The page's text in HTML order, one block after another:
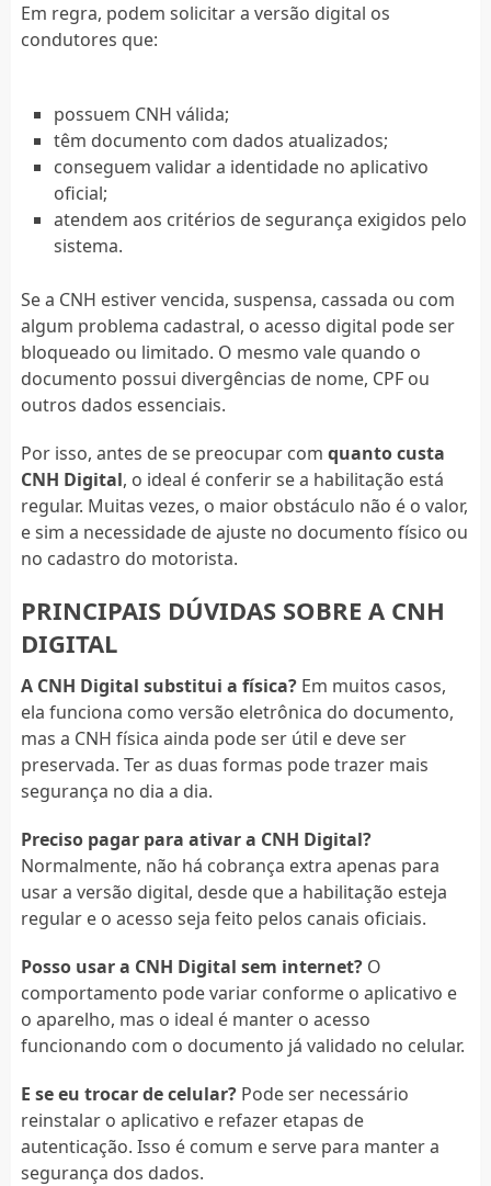
Em regra, podem solicitar a versão digital os
condutores que:
possuem CNH válida;
têm documento com dados atualizados;
conseguem validar a identidade no aplicativo
oficial;
atendem aos critérios de segurança exigidos pelo
sistema.
Se a CNH estiver vencida, suspensa, cassada ou com
algum problema cadastral, o acesso digital pode ser
bloqueado ou limitado. O mesmo vale quando o
documento possui divergências de nome, CPF ou
outros dados essenciais.
Por isso, antes de se preocupar com quanto custa
CNH Digital, o ideal é conferir se a habilitação está
regular. Muitas vezes, o maior obstáculo não é o valor,
e sim a necessidade de ajuste no documento físico ou
no cadastro do motorista.
PRINCIPAIS DÚVIDAS SOBRE A CNH
DIGITAL
A CNH Digital substitui a física?Em muitos casos,
ela funciona como versão eletrônica do documento,
mas a CNH física ainda pode ser útil e deve ser
preservada. Ter as duas formas pode trazer mais
segurança no dia a dia.
Preciso pagar para ativar a CNH Digital?
Normalmente, não há cobrança extra apenas para
usar a versão digital, desde que a habilitação esteja
regular e o acesso seja feito pelos canais oficiais.
Posso usar a CNH Digital sem internet?O
comportamento pode variar conforme o aplicativo e
o aparelho, mas o ideal é manter o acesso
funcionando com o documento já validado no celular.
E se eu trocar de celular?Pode ser necessário
reinstalar o aplicativo e refazer etapas de
autenticação. Isso é comum e serve para manter a
segurança dos dados.